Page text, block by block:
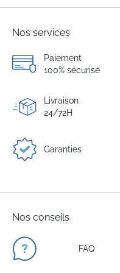
Nos services
Paiement
100% sécurisé
Livraison
24/72H
Garanties
Nos conseils
FAQ